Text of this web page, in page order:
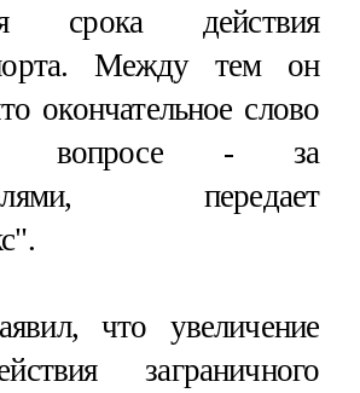
срока действия
Между тем он
окончательное слово
вопросе - за
передает
что увеличение
заграничного